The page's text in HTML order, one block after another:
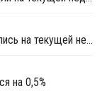
Запасы бензола в Восточном Китае снизились на текущей неделе
на 0,5%